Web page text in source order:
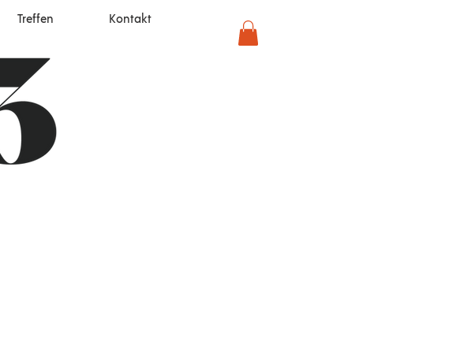
Treffen Kontakt